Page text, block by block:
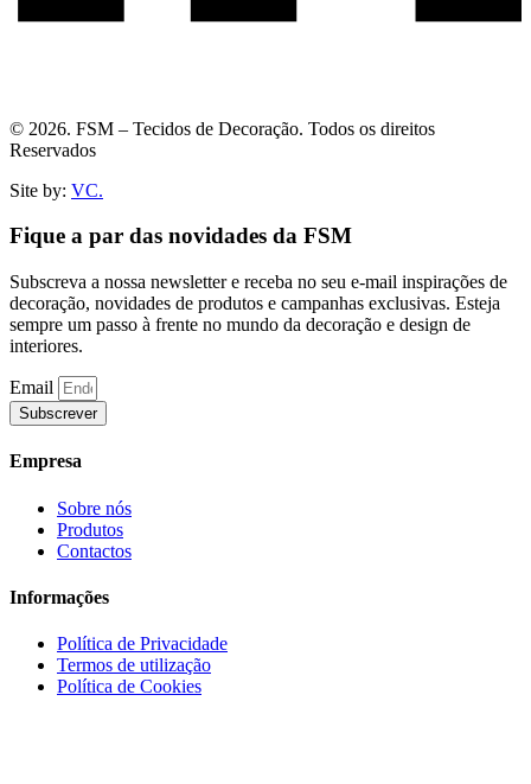
© 2026. FSM – Tecidos de Decoração. Todos os direitos
Reservados
Site by: VC.
Fique a par das novidades da FSM
Subscreva a nossa newsletter e receba no seu e-mail inspirações de
decoração, novidades de produtos e campanhas exclusivas. Esteja
sempre um passo à frente no mundo da decoração e design de
interiores.
Email
Subscrever
Empresa
Sobre nós
Produtos
Contactos
Informações
Política de Privacidade
Termos de utilização
Política de Cookies